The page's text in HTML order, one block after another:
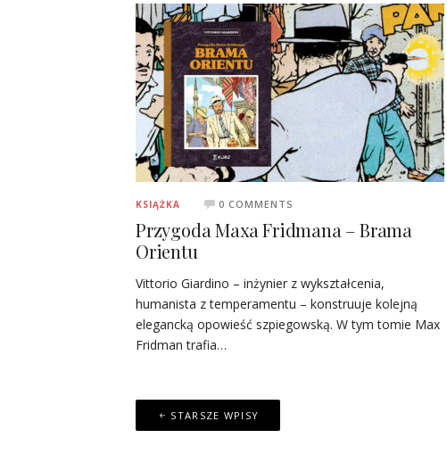
KSIĄŻKA 0 COMMENTS
Przygoda Maxa Fridmana – Brama
Orientu
Vittorio Giardino – inżynier z wykształcenia,
humanista z temperamentu – konstruuje kolejną
elegancką opowieść szpiegowską. W tym tomie Max
Fridman trafia…
Nawigacja
STARSZE WPISY